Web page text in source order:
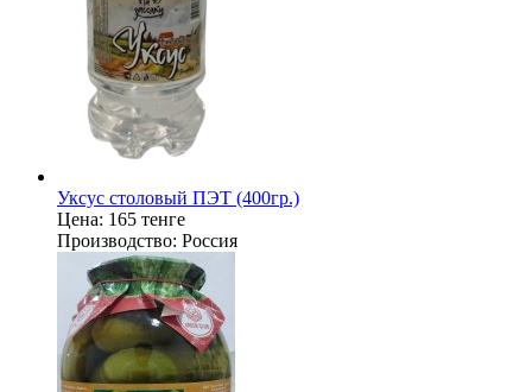
Уксус столовый ПЭТ (400гр.)
Цена: 165 тенге
Производство: Россия